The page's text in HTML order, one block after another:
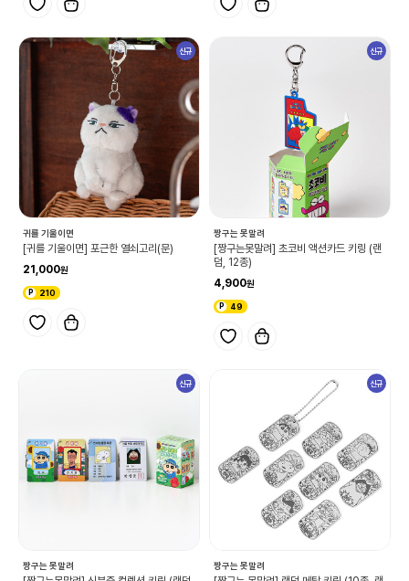
신규
귀를 기울이면
[귀를 기울이면] 포근한 열쇠고리(문)
21,000
210
신규
짱구는 못말려
[짱구는못말려] 초코비 액션카드 키링 (랜
덤, 12종)
4,900
49
신규
짱구는 못말려
신규
짱구는 못말려